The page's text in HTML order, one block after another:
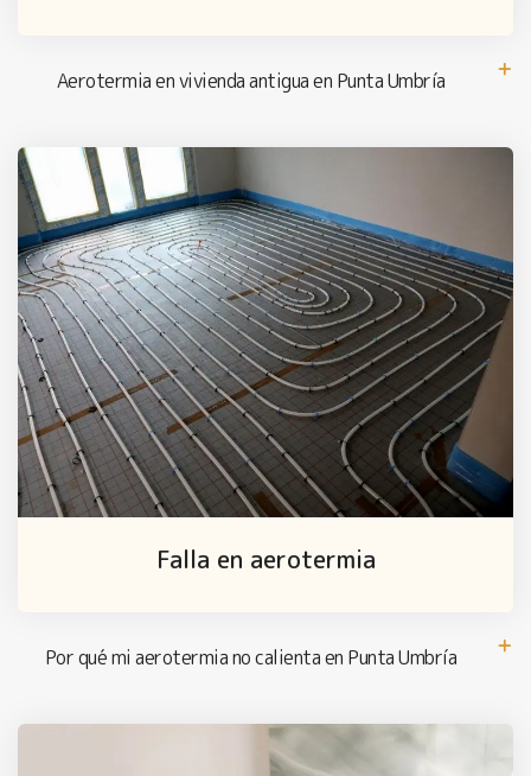
Aerotermia en vivienda antigua en Punta Umbría
Falla en aerotermia
Por qué mi aerotermia no calienta en Punta Umbría